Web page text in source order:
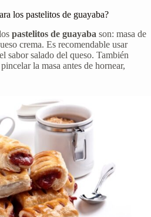
los pastelitos de guayaba?
pastelitos de guayaba son: masa de
crema. Es recomendable usar
sabor salado del queso. También
la masa antes de hornear,